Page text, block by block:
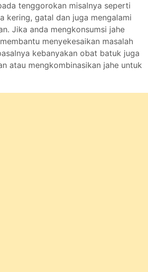
tenggorokan misalnya seperti
kering, gatal dan juga mengalami
Jika anda mengkonsumsi jahe
menyekesaikan masalah
kebanyakan obat batuk juga
atau mengkombinasikan jahe untuk